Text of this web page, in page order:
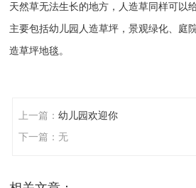
天然草无法生长的地方，人造草同样可以
主要包括幼儿园人造草坪，景观绿化、庭
造草坪地毯。
上一篇：幼儿园欢迎你
下一篇：无